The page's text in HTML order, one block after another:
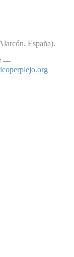
España).
---